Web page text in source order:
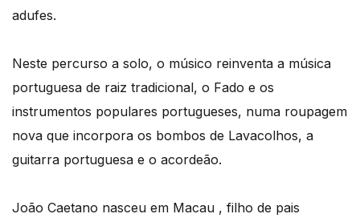
adufes.
Neste percurso a solo, o músico reinventa a música
portuguesa de raiz tradicional, o Fado e os
instrumentos populares portugueses, numa roupagem
nova que incorpora os bombos de Lavacolhos, a
guitarra portuguesa e o acordeão.
João Caetano nasceu em Macau , filho de pais